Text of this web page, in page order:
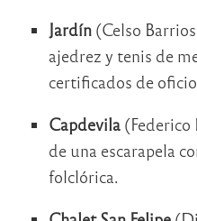
Jardín(Celso
ajedrez y tenis de
certificados de
Capdevila (Federico
de una escarapela
folclórica.